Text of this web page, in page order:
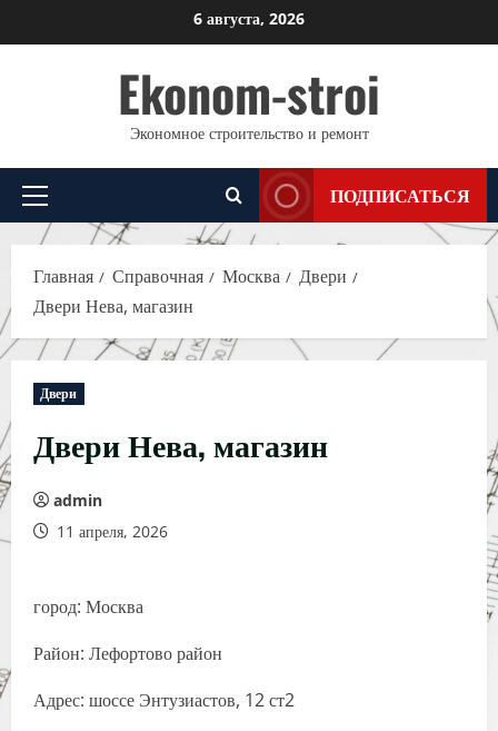
к
6 августа, 2026
Ekonom-stroi
Экономное строительство и ремонт
Основное
меню
ПОДПИСАТЬСЯ
Главная Справочная Москва
Двери
Двери Нева, магазин
Двери
Двери Нева, магазин
admin
11 апреля, 2026
город: Москва
Район: Лефортово район
Адрес: шоссе Энтузиастов, 12 ст2